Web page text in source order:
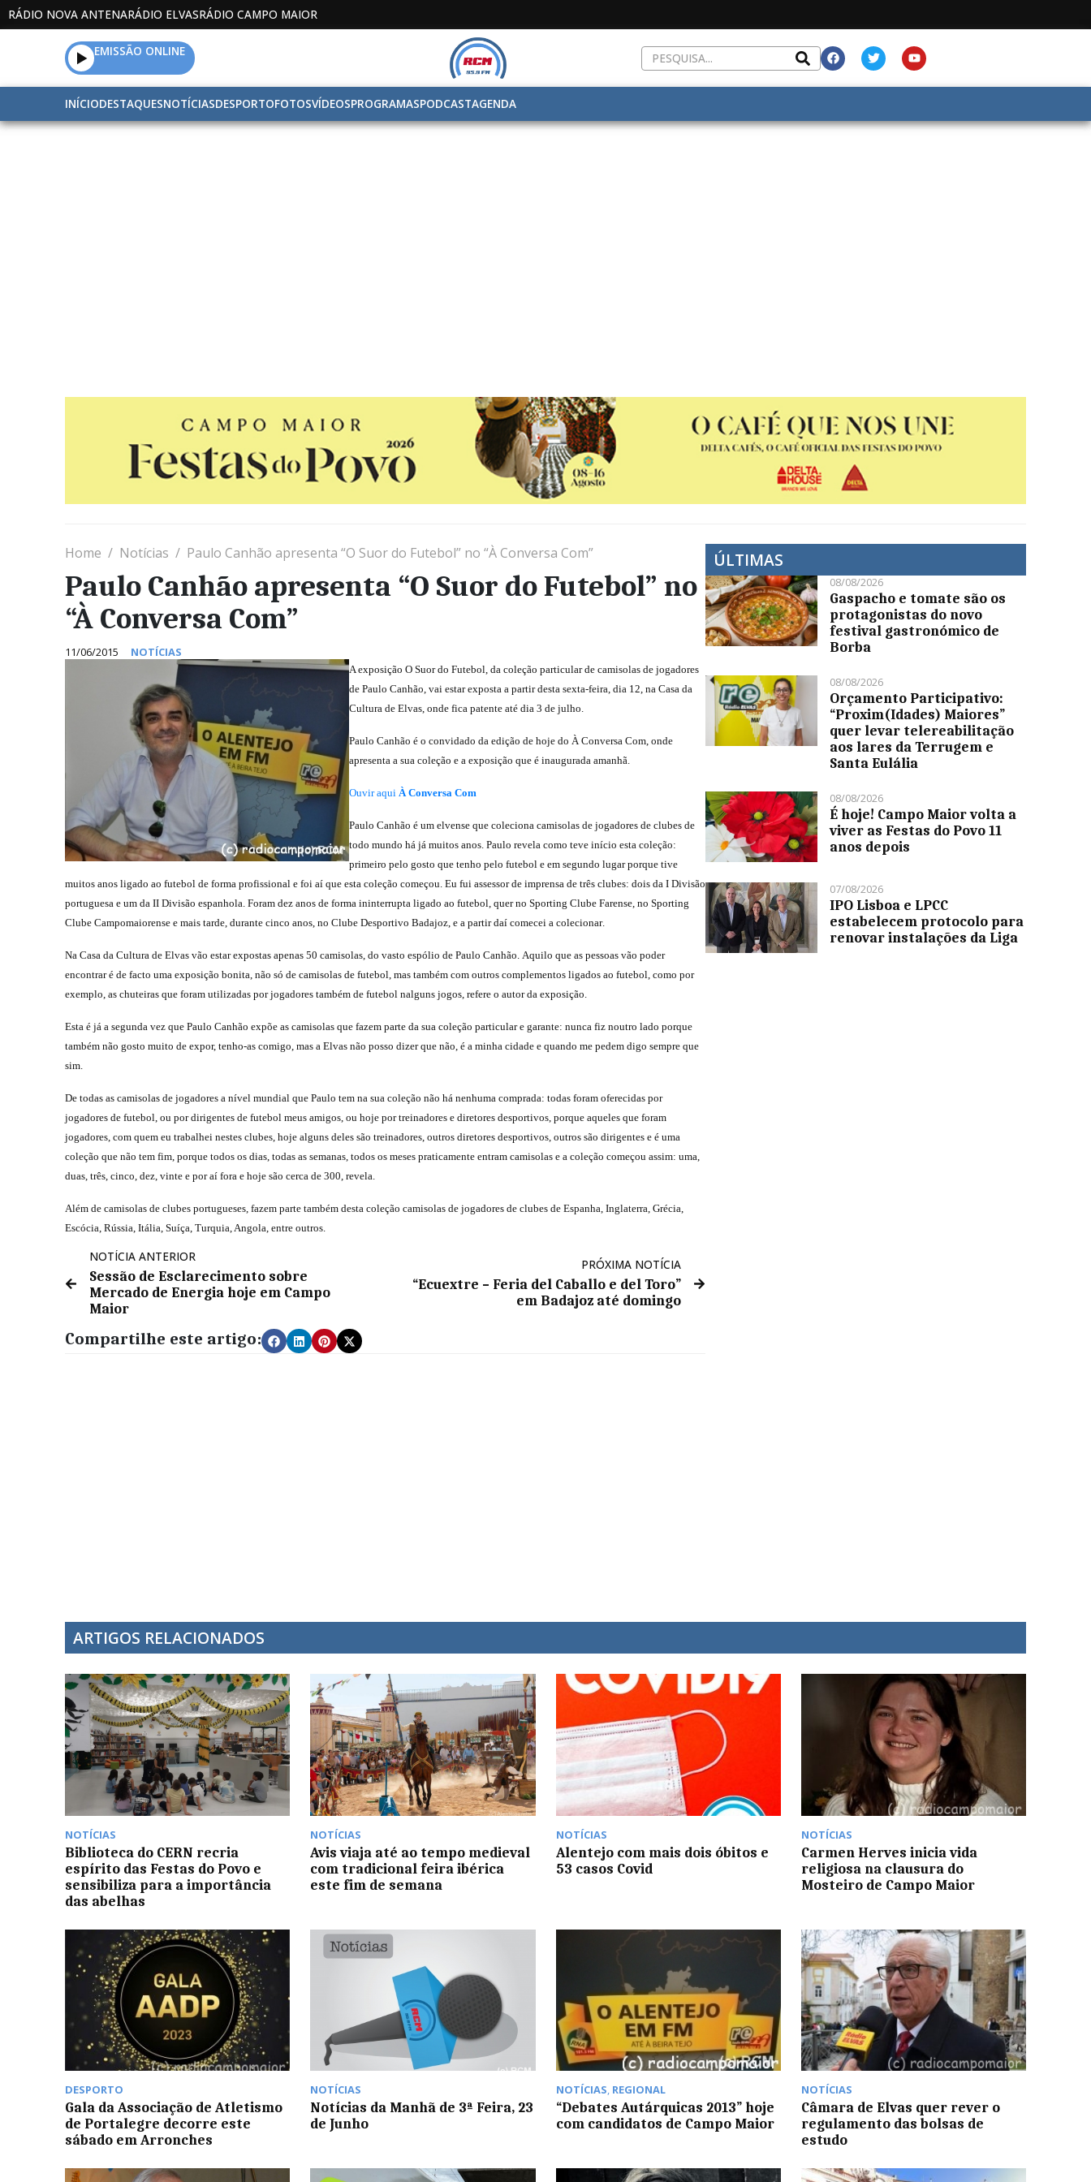
RÁDIO NOVA ANTENARÁDIO ELVASRÁDIO CAMPO MAIOR
EMISSÃO ONLINE
INÍCIODESTAQUESNOTÍCIASDESPORTOFOTOSVÍDEOSPROGRAMASPODCASTAGENDA
Home Notícias Paulo Canhão apresenta “O Suor do Futebol” no “À Conversa Com”
Paulo Canhão apresenta “O Suor do Futebol” no
“À Conversa Com”
11/06/2015 NOTÍCIAS
A exposição O Suor do Futebol, da coleção particular de camisolas de jogadores
de Paulo Canhão, vai estar exposta a partir desta sexta-feira, dia 12, na Casa da
Cultura de Elvas, onde fica patente até dia 3 de julho.
Paulo Canhão é o convidado da edição de hoje do À Conversa Com, onde
apresenta a sua coleção e a exposição que é inaugurada amanhã.
Ouvir aqui À Conversa Com
Paulo Canhão é um elvense que coleciona camisolas de jogadores de clubes de
todo mundo há já muitos anos. Paulo revela como teve início esta coleção:
primeiro pelo gosto que tenho pelo futebol e em segundo lugar porque tive
muitos anos ligado ao futebol de forma profissional e foi aí que esta coleção começou. Eu fui assessor de imprensa de três clubes: dois da I Divisão
portuguesa e um da II Divisão espanhola. Foram dez anos de forma ininterrupta ligado ao futebol, quer no Sporting Clube Farense, no Sporting
Clube Campomaiorense e mais tarde, durante cinco anos, no Clube Desportivo Badajoz, e a partir daí comecei a colecionar.
Na Casa da Cultura de Elvas vão estar expostas apenas 50 camisolas, do vasto espólio de Paulo Canhão. Aquilo que as pessoas vão poder
encontrar é de facto uma exposição bonita, não só de camisolas de futebol, mas também com outros complementos ligados ao futebol, como por
exemplo, as chuteiras que foram utilizadas por jogadores também de futebol nalguns jogos, refere o autor da exposição.
Esta é já a segunda vez que Paulo Canhão expõe as camisolas que fazem parte da sua coleção particular e garante: nunca fiz noutro lado porque
também não gosto muito de expor, tenho-as comigo, mas a Elvas não posso dizer que não, é a minha cidade e quando me pedem digo sempre que
sim.
De todas as camisolas de jogadores a nível mundial que Paulo tem na sua coleção não há nenhuma comprada: todas foram oferecidas por
jogadores de futebol, ou por dirigentes de futebol meus amigos, ou hoje por treinadores e diretores desportivos, porque aqueles que foram
jogadores, com quem eu trabalhei nestes clubes, hoje alguns deles são treinadores, outros diretores desportivos, outros são dirigentes e é uma
coleção que não tem fim, porque todos os dias, todas as semanas, todos os meses praticamente entram camisolas e a coleção começou assim: uma,
duas, três, cinco, dez, vinte e por aí fora e hoje são cerca de 300, revela.
Além de camisolas de clubes portugueses, fazem parte também desta coleção camisolas de jogadores de clubes de Espanha, Inglaterra, Grécia,
Escócia, Rússia, Itália, Suíça, Turquia, Angola, entre outros.
NOTÍCIA ANTERIOR
Sessão de Esclarecimento sobre
Mercado de Energia hoje em Campo
Maior
PRÓXIMA NOTÍCIA
“Ecuextre – Feria del Caballo e del Toro”
em Badajoz até domingo
Compartilhe este artigo:
ÚLTIMAS
08/08/2026
Gaspacho e tomate são os
protagonistas do novo
festival gastronómico de
Borba
08/08/2026
Orçamento Participativo:
“Proxim(Idades) Maiores”
quer levar telereabilitação
aos lares da Terrugem e
Santa Eulália
08/08/2026
É hoje! Campo Maior volta a
viver as Festas do Povo 11
anos depois
07/08/2026
IPO Lisboa e LPCC
estabelecem protocolo para
renovar instalações da Liga
ARTIGOS RELACIONADOS
NOTÍCIAS
Biblioteca do CERN recria
espírito das Festas do Povo e
sensibiliza para a importância
das abelhas
NOTÍCIAS
Avis viaja até ao tempo medieval
com tradicional feira ibérica
este fim de semana
NOTÍCIAS
Alentejo com mais dois óbitos e
53 casos Covid
NOTÍCIAS
Carmen Herves inicia vida
religiosa na clausura do
Mosteiro de Campo Maior
DESPORTO
Gala da Associação de Atletismo
de Portalegre decorre este
sábado em Arronches
NOTÍCIAS
Notícias da Manhã de 3ª Feira, 23
de Junho
NOTÍCIAS, REGIONAL
“Debates Autárquicas 2013” hoje
com candidatos de Campo Maior
NOTÍCIAS
Câmara de Elvas quer rever o
regulamento das bolsas de
estudo